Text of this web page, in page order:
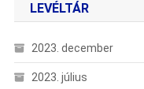
LEVÉLTÁR
2023. december
2023. július